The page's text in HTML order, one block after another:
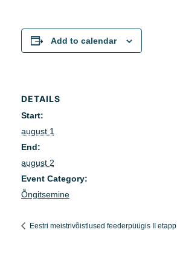
Add to calendar
DETAILS
Start:
august 1
End:
august 2
Event Category:
Õngitsemine
Eestri meistrivõistlused feederpüügis II etapp